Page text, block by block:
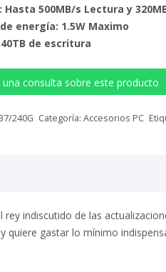
Hasta 500MB/s Lectura y
energía: 1.5W Maximo
de escritura
una consulta sobre este producto
240G Categoría: Accesorios PC
rey indiscutido de las
gastar lo mínimo